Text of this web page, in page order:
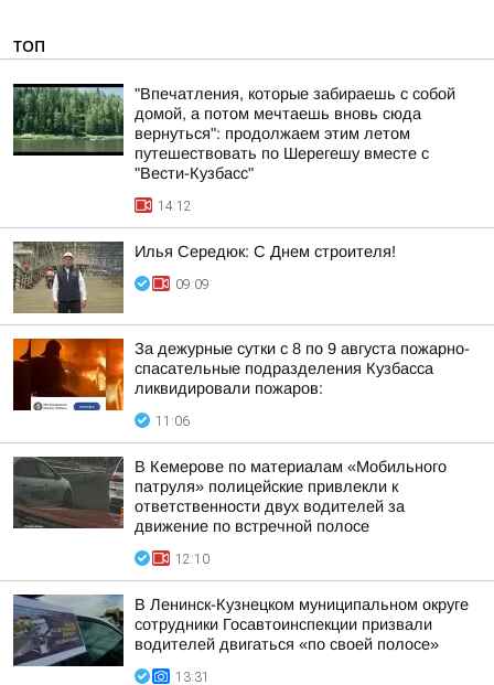
ТОП
"Впечатления, которые забираешь с собой
домой, а потом мечтаешь вновь сюда
вернуться": продолжаем этим летом
путешествовать по Шерегешу вместе с
"Вести-Кузбасс"
14:12
Илья Середюк: С Днем строителя!
09:09
За дежурные сутки с 8 по 9 августа пожарно-
спасательные подразделения Кузбасса
ликвидировали пожаров:
11:06
В Кемерове по материалам «Мобильного
патруля» полицейские привлекли к
ответственности двух водителей за
движение по встречной полосе
12:10
В Ленинск-Кузнецком муниципальном округе
сотрудники Госавтоинспекции призвали
водителей двигаться «по своей полосе»
13:31